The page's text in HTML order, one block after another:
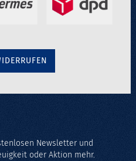
Newsletter und
oder Aktion mehr.